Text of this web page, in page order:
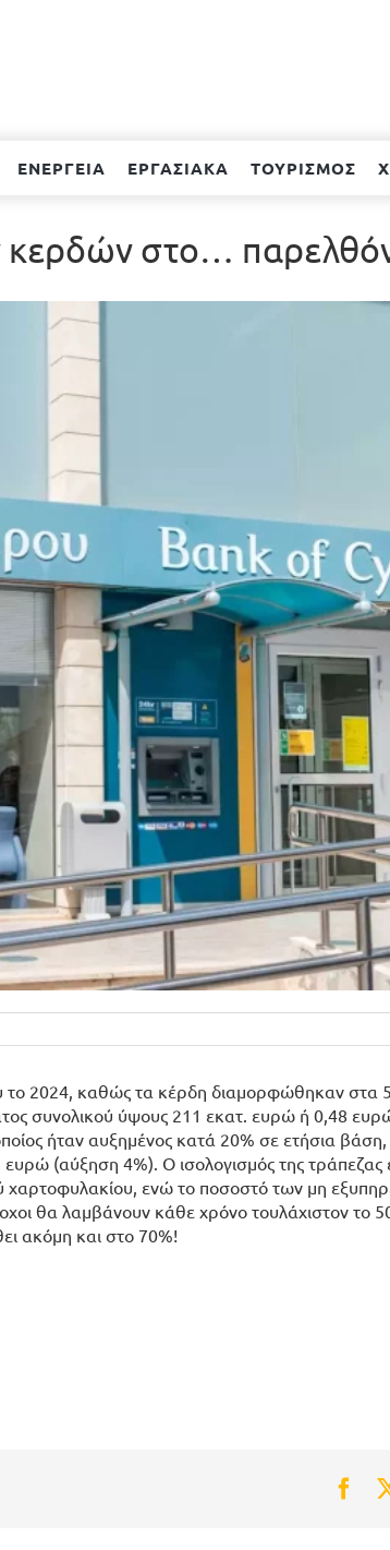
ΕΝΕΡΓΕΙΑ ΕΡΓΑΣΙΑΚΑ ΤΟΥΡΙΣΜΟΣ
κερδών στο…
το 2024, καθώς τα κέρδη διαμορφώθηκαν στα
συνολικού ύψους 211 εκατ. ευρώ ή 0,48
ήταν αυξημένος κατά 20% σε ετήσια
(αύξηση 4%). Ο ισολογισμός της τράπεζας
χαρτοφυλακίου, ενώ το ποσοστό των μη
θα λαμβάνουν κάθε χρόνο τουλάχιστον το
ακόμη και στο 70%!